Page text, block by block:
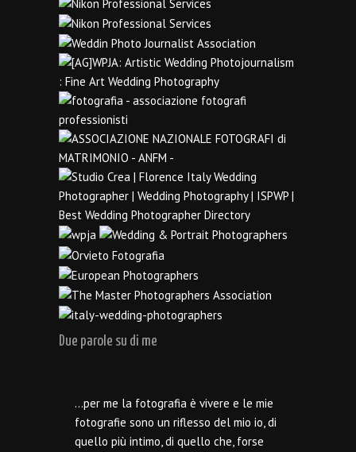
Due parole su di me
…per me la fotografia è vivere e le mie
fotografie sono un riflesso del mio io, di
quello più intimo, di quello che, forse